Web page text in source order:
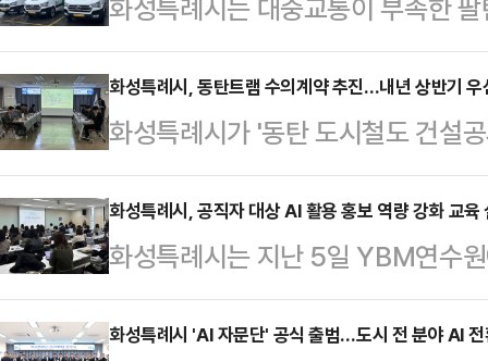
구를 방문해 쑨다오쉰 우장구장과
구장의 신규 취임(2025년 9월)과
초청으로 성사됐다.양 측은 지난 10
등 여러 분야의 협력 확대 방안을
운 …
화성특례시는 대중교통이 부족한
교통수단인 '똑버스'를 도입한다고
열악한 신도시 및 교통 소외지역을
로 배차돼 운행되는 맞춤형 신 교통
터를 통해 가능하다.이번에 도입되
다. 오는 10일부터 16일까지는 1주
유료로 정식 운행에 들어갈 예정이
11시까지…
화성특례시, 동탄트램 수의계약 추진…내년 상반기 우
화성특례시가 '동탄 도시철도 건설
씨 컨소시엄이 사업 참여 의사를 밝
가 직접 계약 절차를 진행하기로 했
주도할 경우 일정 조정과 현장 대응
에 속도가 붙을 것으로 기대된다.이
엄과 현장설명회를 열고 본격적인
화성특례시, 공직자 대상 AI 활용 홍보 역량 강화 교육
화성특례시는 지난 5일 YBM연수
홍보 역량을 강화하기 위한 '2025
밝혔다.이번 교육은 AI 기술 발전이
화성특례시 'AI 자문단' 공식 출범…도시 전 분야 AI